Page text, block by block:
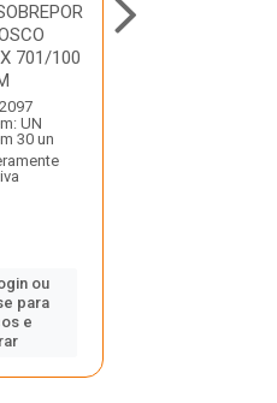
701/100
UN
30 un
ou
para
e